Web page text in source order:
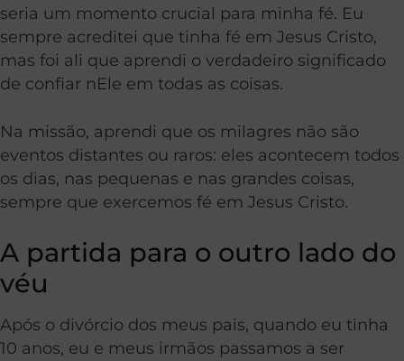
seria um momento crucial para minha fé. Eu
sempre acreditei que tinha fé em Jesus Cristo,
mas foi ali que aprendi o verdadeiro significado
de confiar nEle em todas as coisas.
Na missão, aprendi que os milagres não são
eventos distantes ou raros: eles acontecem todos
os dias, nas pequenas e nas grandes coisas,
sempre que exercemos fé em Jesus Cristo.
A partida para o outro lado do
véu
Após o divórcio dos meus pais, quando eu tinha
10 anos, eu e meus irmãos passamos a ser